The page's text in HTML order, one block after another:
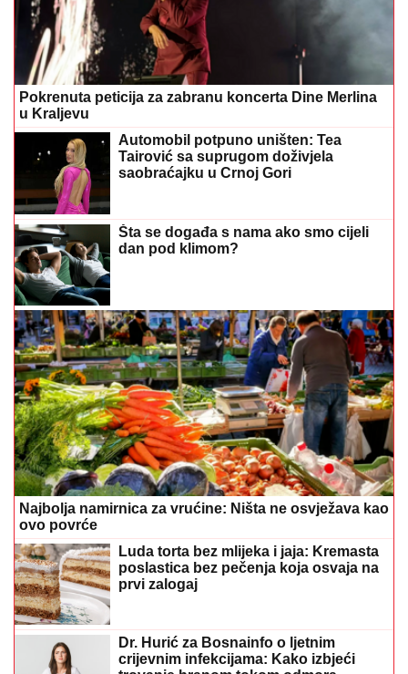
Pokrenuta peticija za zabranu koncerta Dine Merlina
u Kraljevu
Automobil potpuno uništen: Tea
Tairović sa suprugom doživjela
saobraćajku u Crnoj Gori
Šta se događa s nama ako smo cijeli
dan pod klimom?
Najbolja namirnica za vrućine: Ništa ne osvježava kao
ovo povrće
Luda torta bez mlijeka i jaja: Kremasta
poslastica bez pečenja koja osvaja na
prvi zalogaj
Dr. Hurić za Bosnainfo o ljetnim
crijevnim infekcijama: Kako izbjeći